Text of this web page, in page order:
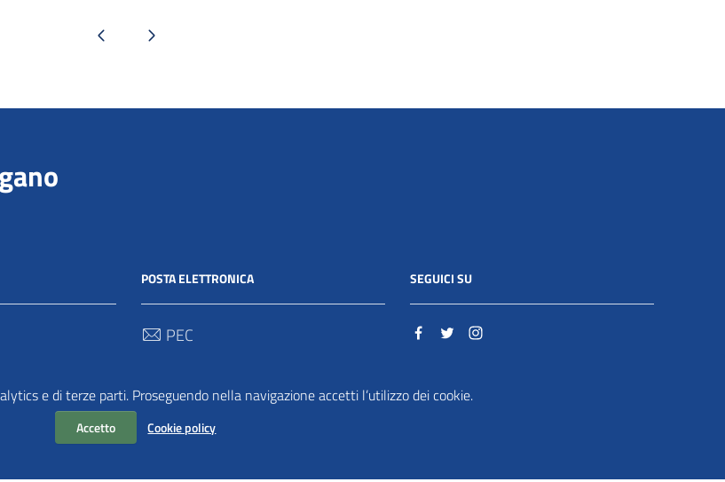
e di terze parti. Proseguendo nella navigazione accetti l’utilizzo dei cookie.
Accetto Cookie policy
Pagina precedentePagina successiva
POSTA ELETTRONICA
PEC
TRASPARENZA
SEGUICI SU